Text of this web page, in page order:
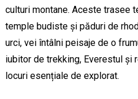
culturi montane. Aceste trasee
temple budiste și păduri de
urci, vei întâlni peisaje de o
iubitor de trekking, Everestul și
locuri esențiale de explorat.